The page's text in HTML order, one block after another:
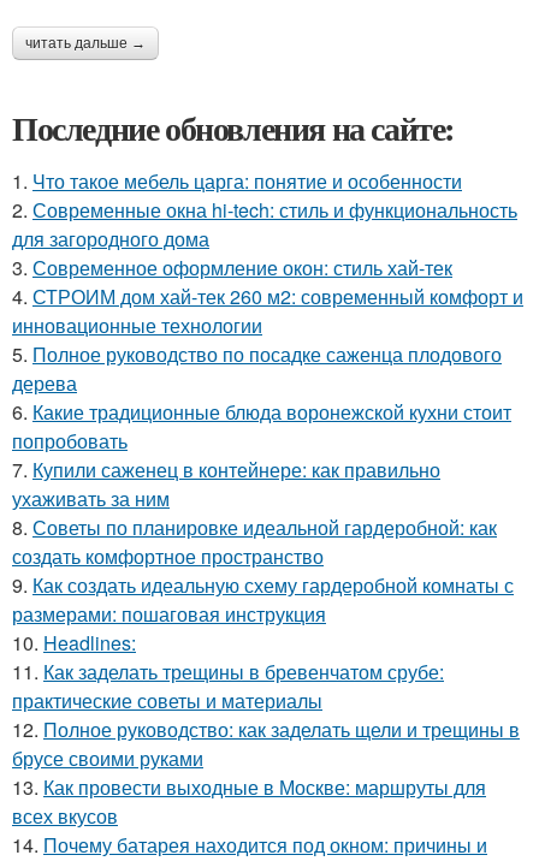
читать дальше →
Последние обновления на сайте:
1. Что такое мебель царга: понятие и особенности
2. Современные окна hi-tech: стиль и функциональность
для загородного дома
3. Современное оформление окон: стиль хай-тек
4. СТРОИМ дом хай-тек 260 м2: современный комфорт и
инновационные технологии
5. Полное руководство по посадке саженца плодового
дерева
6. Какие традиционные блюда воронежской кухни стоит
попробовать
7. Купили саженец в контейнере: как правильно
ухаживать за ним
8. Советы по планировке идеальной гардеробной: как
создать комфортное пространство
9. Как создать идеальную схему гардеробной комнаты с
размерами: пошаговая инструкция
10. Headlines:
11. Как заделать трещины в бревенчатом срубе:
практические советы и материалы
12. Полное руководство: как заделать щели и трещины в
брусе своими руками
13. Как провести выходные в Москве: маршруты для
всех вкусов
14. Почему батарея находится под окном: причины и